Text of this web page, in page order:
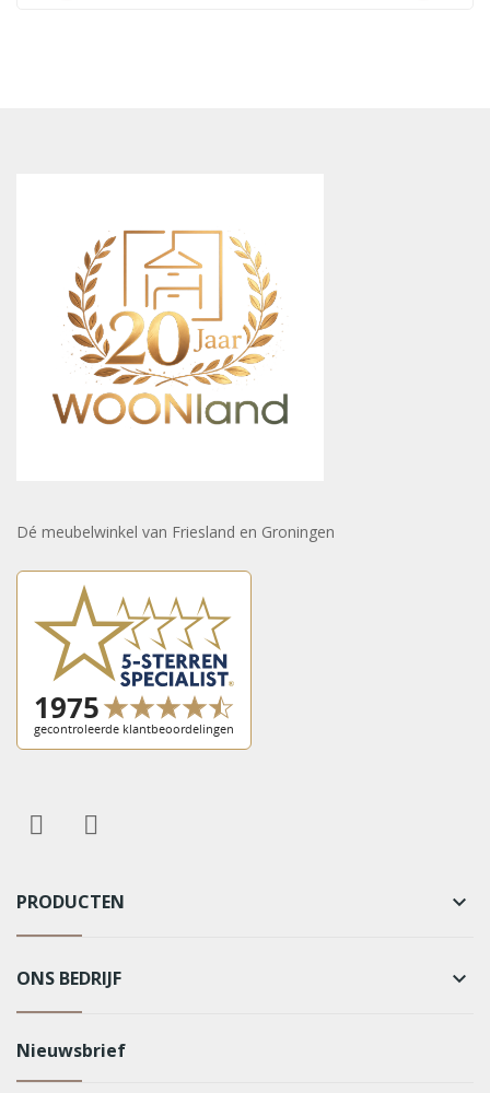
Dé meubelwinkel van Friesland en Groningen
PRODUCTEN keyboard_arrow_down
ONS BEDRIJF keyboard_arrow_down
Nieuwsbrief